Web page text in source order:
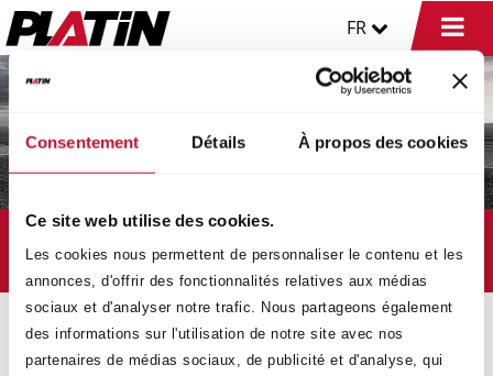
Consentement Détails À propos des cookies
Ce site web utilise des cookies.
Les cookies nous permettent de personnaliser le contenu et les
annonces, d'offrir des fonctionnalités relatives aux médias
sociaux et d'analyser notre trafic. Nous partageons également
des informations sur l'utilisation de notre site avec nos
partenaires de médias sociaux, de publicité et d'analyse, qui
FR
PLATIN
LA PASSION DE L'INNOVATION
Le contenu de cette page n'est